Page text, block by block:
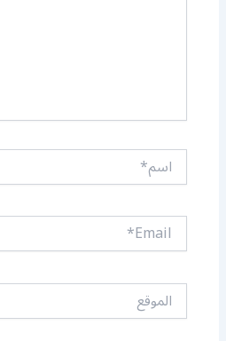
اسم*
Email*
الموقع